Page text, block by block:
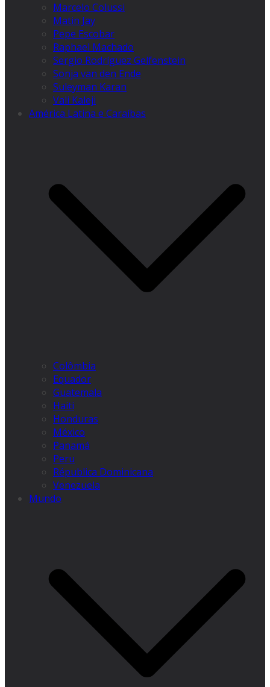
Marcelo Colussi
Matin Jay
Pepe Escobar
Raphael Machado
Sergio Rodríguez Gelfenstein
Sonja van den Ende
Suleyman Karan
Vali Kaleji
América Latina e Caraíbas
Colômbia
Equador
Guatemala
Haiti
Honduras
México
Panamá
Peru
Républica Dominicana
Venezuela
Mundo